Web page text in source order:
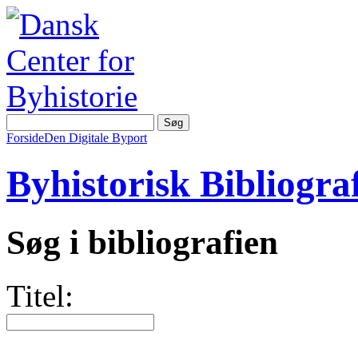
ForsideDen Digitale Byport
Byhistorisk
Søg i bibliografien
Titel: